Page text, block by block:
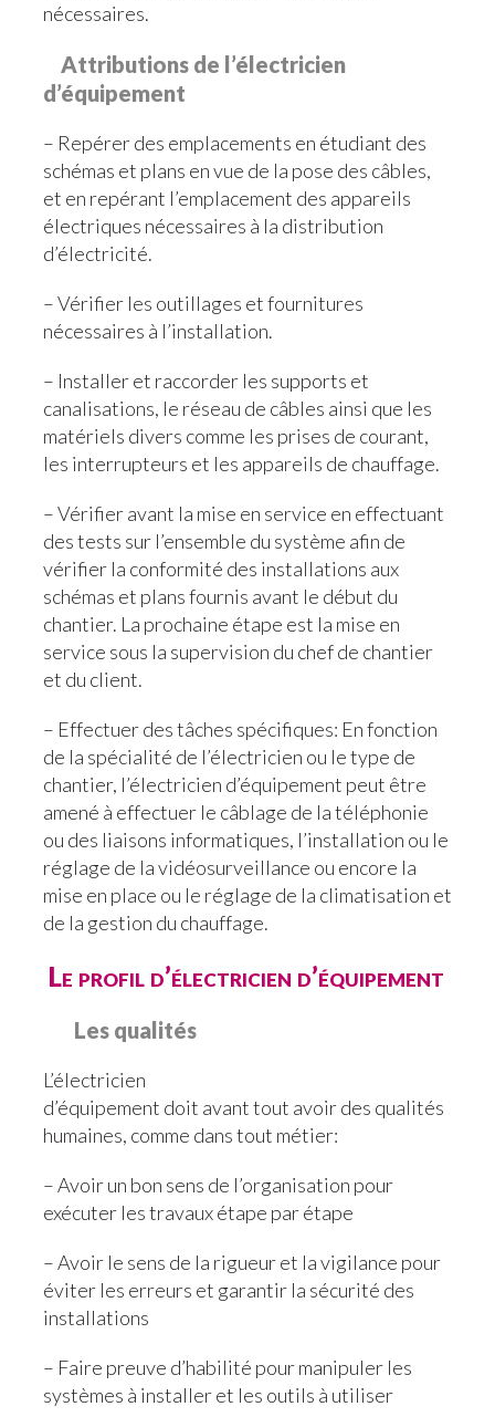
nécessaires.
Attributions de l’électricien
d’équipement
– Repérer des emplacements en étudiant des
schémas et plans en vue de la pose des câbles,
et en repérant l’emplacement des appareils
électriques nécessaires à la distribution
d’électricité.
– Vérifier les outillages et fournitures
nécessaires à l’installation.
– Installer et raccorder les supports et
canalisations, le réseau de câbles ainsi que les
matériels divers comme les prises de courant,
les interrupteurs et les appareils de chauffage.
– Vérifier avant la mise en service en effectuant
des tests sur l’ensemble du système afin de
vérifier la conformité des installations aux
schémas et plans fournis avant le début du
chantier. La prochaine étape est la mise en
service sous la supervision du chef de chantier
et du client.
– Effectuer des tâches spécifiques: En fonction
de la spécialité de l’électricien ou le type de
chantier, l’électricien d’équipement peut être
amené à effectuer le câblage de la téléphonie
ou des liaisons informatiques, l’installation ou le
réglage de la vidéosurveillance ou encore la
mise en place ou le réglage de la climatisation et
de la gestion du chauffage.
Le profil d’électricien d’équipement
Les qualités
L’électricien
d’équipement doit avant tout avoir des qualités
humaines, comme dans tout métier:
– Avoir un bon sens de l’organisation pour
exécuter les travaux étape par étape
– Avoir le sens de la rigueur et la vigilance pour
éviter les erreurs et garantir la sécurité des
installations
– Faire preuve d’habilité pour manipuler les
systèmes à installer et les outils à utiliser